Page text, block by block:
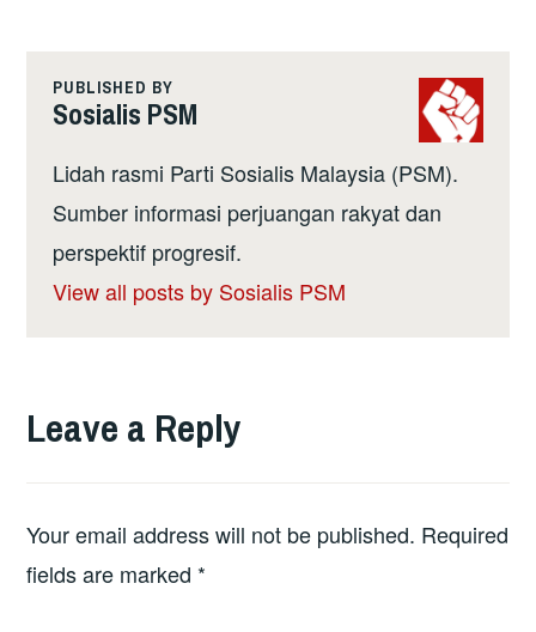
PUBLISHED BY
Sosialis PSM
Lidah rasmi Parti Sosialis Malaysia (PSM).
Sumber informasi perjuangan rakyat dan
perspektif progresif.
View all posts by Sosialis PSM
Leave a Reply
Your email address will not be published. Required
fields are marked *